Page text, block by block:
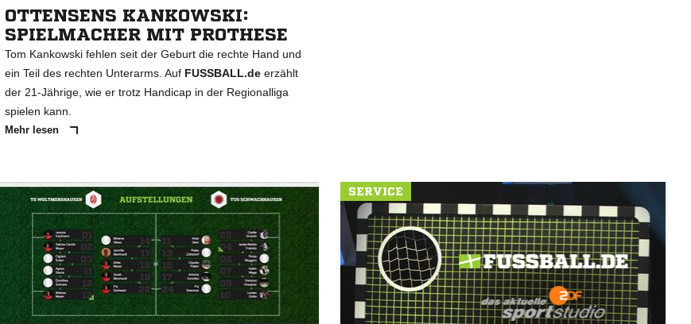
OTTENSENS KANKOWSKI:
SPIELMACHER MIT PROTHESE
Tom Kankowski fehlen seit der Geburt die rechte Hand und
ein Teil des rechten Unterarms. Auf FUSSBALL.deerzählt
der 21-Jährige, wie er trotz Handicap in der Regionalliga
spielen kann.
Mehr lesen
SERVICE